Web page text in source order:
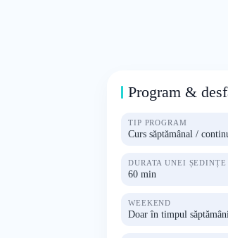
Program &
TIP PROGRAM
Curs săptămânal /
DURATA UNEI ȘEDINȚE
60 min
WEEKEND
Doar în timpul